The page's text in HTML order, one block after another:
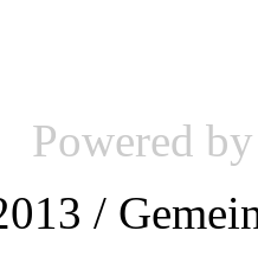
Powered
/